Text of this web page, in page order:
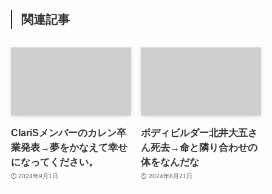
関連記事
ClariSメンバーのカレン卒
業発表→夢をかなえて幸せ
になってください。
2024年9月1日
ボディビルダー北井大五さ
ん死去→命と隣り合わせの
体をなんだな
2024年8月21日